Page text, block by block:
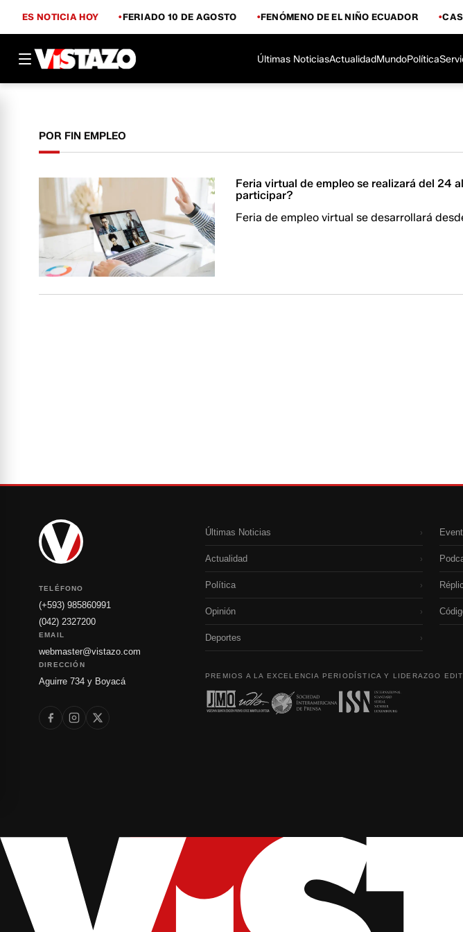
ES NOTICIA HOY FERIADO 10 DE AGOSTO FENÓMENO DE EL NIÑO ECUADOR
Últimas NoticiasActualidadMundoPolítica
POR FIN EMPLEO
Feria virtual de empleo se realizará del 24
participar?
Feria de empleo virtual se desarrollará
TELÉFONO
(+593) 985860991
(042) 2327200
EMAIL
webmaster@vistazo.com
DIRECCIÓN
Aguirre 734 y Boyacá
Últimas Noticias ›
Actualidad ›
Política ›
Opinión ›
Deportes ›
PREMIOS A LA EXCELENCIA PERIODÍSTICA Y LIDERAZGO